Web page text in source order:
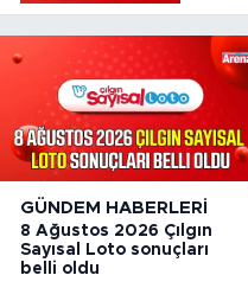
GÜNDEM HABERLERI
8 Ağustos 2026 Çılgın
Sayısal Loto sonuçları
belli oldu